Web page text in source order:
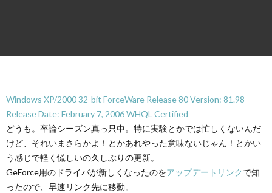
Windows XP/2000 32-bit ForceWare Release 80 Version: 81.98
Release Date: February 7, 2006 WHQL Certified
どうも。卒論シーズン真っ只中。特に実験とかでは忙しくないんだ
けど、それいまさらかよ！とかあれやった意味ないじゃん！とかい
う感じで軽く慌しいの久しぶりの更新。
GeForce用のドライバが新しくなったのをアップデートリンクで知
ったので、早速リンク先に移動。